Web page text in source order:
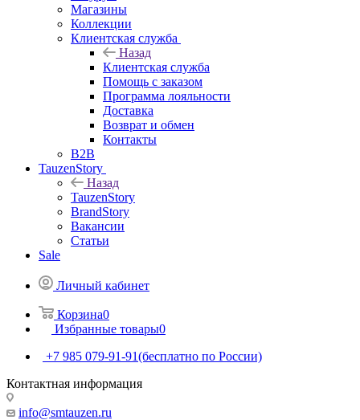
Магазины
Коллекции
Клиентская служба
Назад
Клиентская служба
Помощь с заказом
Программа лояльности
Доставка
Возврат и обмен
Контакты
B2B
TauzenStory
Назад
TauzenStory
BrandStory
Вакансии
Статьи
Sale
Личный кабинет
Корзина0
Избранные товары0
+7 985 079-91-91(бесплатно по России)
Контактная информация
info@smtauzen.ru